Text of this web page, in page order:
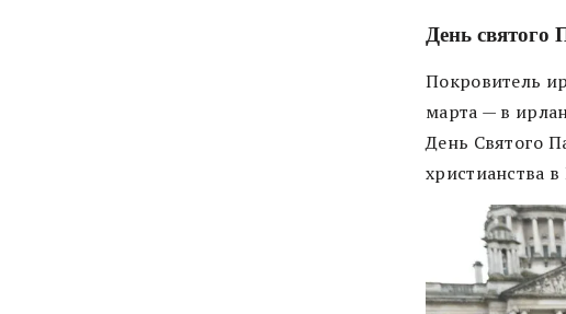
День святого
Покровитель
марта — в
День Святого
христианства